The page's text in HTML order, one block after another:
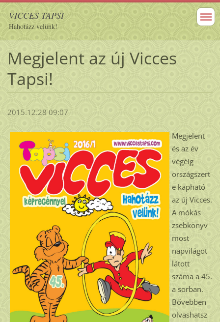
VICCES TAPSI
Hahotázz velünk!
Megjelent az új Vicces
Tapsi!
2015.12.28 09:07
Megjelent
és az év
végéig
országszert
e kapható
az új Vicces.
A mókás
zsebkönyv
most
napvilágot
látott
száma a 45.
a sorban.
Bővebben
olvashatsz